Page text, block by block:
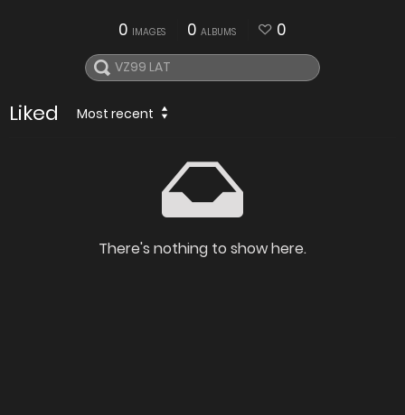
0 IMAGES 0 ALBUMS 0
Liked Most recent
There's nothing to show here.